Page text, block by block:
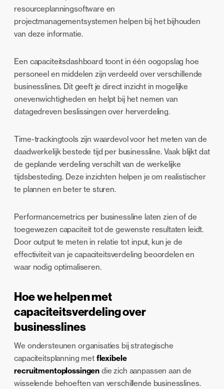
resourceplanningsoftware en
projectmanagementsystemen helpen bij het bijhouden
van deze informatie.
Een capaciteitsdashboard toont in één oogopslag hoe
personeel en middelen zijn verdeeld over verschillende
businesslines. Dit geeft je direct inzicht in mogelijke
onevenwichtigheden en helpt bij het nemen van
datagedreven beslissingen over herverdeling.
Time-trackingtools zijn waardevol voor het meten van de
daadwerkelijk bestede tijd per businessline. Vaak blijkt dat
de geplande verdeling verschilt van de werkelijke
tijdsbesteding. Deze inzichten helpen je om realistischer
te plannen en beter te sturen.
Performancemetrics per businessline laten zien of de
toegewezen capaciteit tot de gewenste resultaten leidt.
Door output te meten in relatie tot input, kun je de
effectiviteit van je capaciteitsverdeling beoordelen en
waar nodig optimaliseren.
Hoe we helpen met
capaciteitsverdeling over
businesslines
We ondersteunen organisaties bij strategische
capaciteitsplanning met flexibele
recruitmentoplossingen die zich aanpassen aan de
wisselende behoeften van verschillende businesslines.